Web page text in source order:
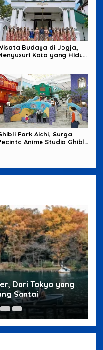
Budaya di Jogja,
Kota yang Hidup
Park Aichi, Surga
Anime Studio Ghibli
Dari Tokyo yang
Santai